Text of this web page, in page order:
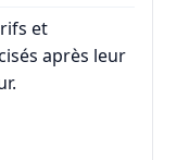
et
après leur